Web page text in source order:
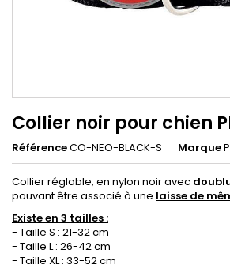
Collier noir pour chien
RéférenceCO-NEO-BLACK-S Marque
Collier réglable, en nylon noir avec
pouvant être associé à une laisse de
Existe en 3 tailles :
- Taille S : 21-32 cm
- Taille L : 26-42 cm
- Taille XL : 33-52 cm